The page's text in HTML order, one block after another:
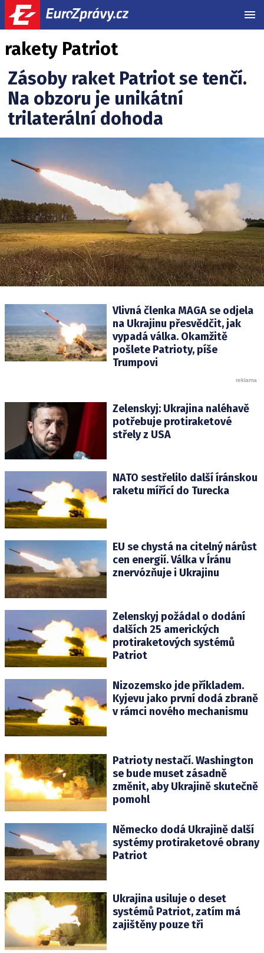
rakety Patriot
Zásoby raket Patriot se tenčí.
Na obzoru je unikátní
trilaterální dohoda
Vlivná členka MAGA se odjela
na Ukrajinu přesvědčit, jak
vypadá válka. Okamžitě
pošlete Patrioty, píše
Trumpovi
Zelenskyj: Ukrajina naléhavě
potřebuje protiraketové
střely z USA
NATO sestřelilo další íránskou
raketu mířící do Turecka
EU se chystá na citelný nárůst
cen energií. Válka v Íránu
znervózňuje i Ukrajinu
Zelenskyj požádal o dodání
dalších 25 amerických
protiraketových systémů
Patriot
Nizozemsko jde příkladem.
Kyjevu jako první dodá zbraně
v rámci nového mechanismu
Patrioty nestačí. Washington
se bude muset zásadně
změnit, aby Ukrajině skutečně
pomohl
Německo dodá Ukrajině další
systémy protiraketové obrany
Patriot
Ukrajina usiluje o deset
systémů Patriot, zatím má
zajištěny pouze tři